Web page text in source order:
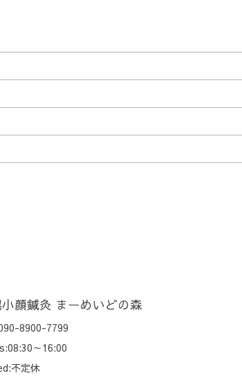
顔鍼灸 まーめいどの森
8900-7799
～16:00
不定休